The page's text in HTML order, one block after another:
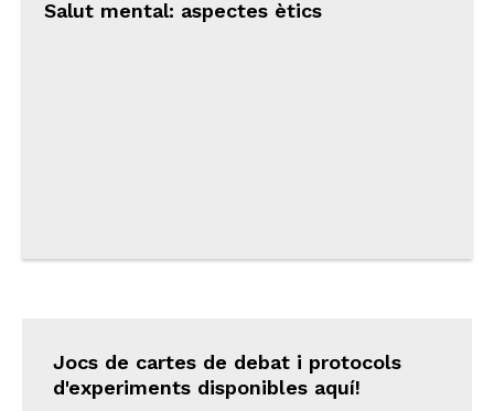
Salut mental: aspectes ètics
Jocs de cartes de debat i protocols
d'experiments disponibles aquí!